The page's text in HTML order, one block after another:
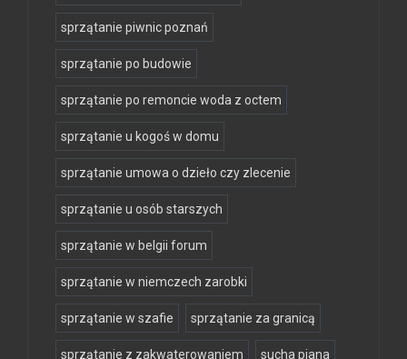
sprzątanie piwnic poznań
sprzątanie po budowie
sprzątanie po remoncie woda z octem
sprzątanie u kogoś w domu
sprzątanie umowa o dzieło czy zlecenie
sprzątanie u osób starszych
sprzątanie w belgii forum
sprzątanie w niemczech zarobki
sprzątanie w szafie sprzątanie za granicą
sprzątanie z zakwaterowaniem sucha piana